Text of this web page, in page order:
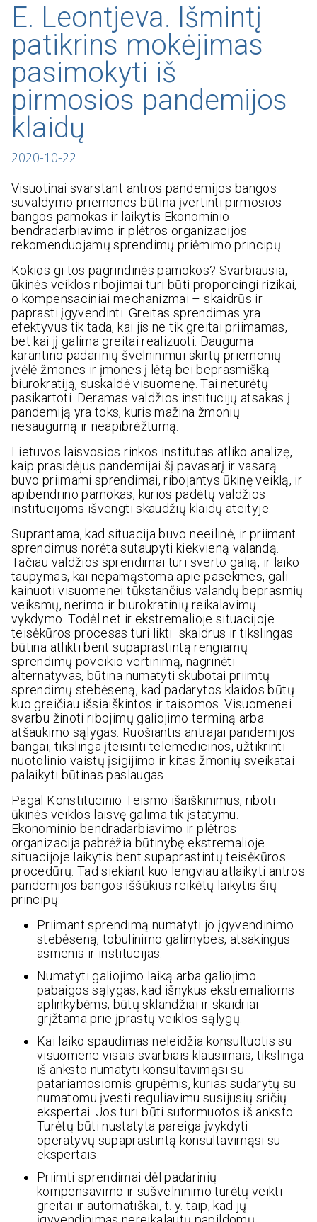
E. Leontjeva. Išmintį
patikrins mokėjimas
pasimokyti iš
pirmosios pandemijos
klaidų
2020-10-22
Visuotinai svarstant antros pandemijos bangos
suvaldymo priemones būtina įvertinti pirmosios
bangos pamokas ir laikytis Ekonominio
bendradarbiavimo ir plėtros organizacijos
rekomenduojamų sprendimų priėmimo principų.
Kokios gi tos pagrindinės pamokos? Svarbiausia,
ūkinės veiklos ribojimai turi būti proporcingi rizikai,
o kompensaciniai mechanizmai – skaidrūs ir
paprasti įgyvendinti. Greitas sprendimas yra
efektyvus tik tada, kai jis ne tik greitai priimamas,
bet kai jį galima greitai realizuoti. Dauguma
karantino padarinių švelninimui skirtų priemonių
įvėlė žmones ir įmones į lėtą bei beprasmišką
biurokratiją, suskaldė visuomenę. Tai neturėtų
pasikartoti. Deramas valdžios institucijų atsakas į
pandemiją yra toks, kuris mažina žmonių
nesaugumą ir neapibrėžtumą.
Lietuvos laisvosios rinkos institutas atliko analizę,
kaip prasidėjus pandemijai šį pavasarį ir vasarą
buvo priimami sprendimai, ribojantys ūkinę veiklą, ir
apibendrino pamokas, kurios padėtų valdžios
institucijoms išvengti skaudžių klaidų ateityje.
Suprantama, kad situacija buvo neeilinė, ir priimant
sprendimus norėta sutaupyti kiekvieną valandą.
Tačiau valdžios sprendimai turi sverto galią, ir laiko
taupymas, kai nepamąstoma apie pasekmes, gali
kainuoti visuomenei tūkstančius valandų beprasmių
veiksmų, nerimo ir biurokratinių reikalavimų
vykdymo. Todėl net ir ekstremalioje situacijoje
teisėkūros procesas turi likti skaidrus ir tikslingas –
būtina atlikti bent supaprastintą rengiamų
sprendimų poveikio vertinimą, nagrinėti
alternatyvas, būtina numatyti skubotai priimtų
sprendimų stebėseną, kad padarytos klaidos būtų
kuo greičiau išsiaiškintos ir taisomos. Visuomenei
svarbu žinoti ribojimų galiojimo terminą arba
atšaukimo sąlygas. Ruošiantis antrajai pandemijos
bangai, tikslinga įteisinti telemedicinos, užtikrinti
nuotolinio vaistų įsigijimo ir kitas žmonių sveikatai
palaikyti būtinas paslaugas.
Pagal Konstitucinio Teismo išaiškinimus, riboti
ūkinės veiklos laisvę galima tik įstatymu.
Ekonominio bendradarbiavimo ir plėtros
organizacija pabrėžia būtinybę ekstremalioje
situacijoje laikytis bent supaprastintų teisėkūros
procedūrų. Tad siekiant kuo lengviau atlaikyti antros
pandemijos bangos iššūkius reikėtų laikytis šių
principų:
Priimant sprendimą numatyti jo įgyvendinimo
stebėseną, tobulinimo galimybes, atsakingus
asmenis ir institucijas.
Numatyti galiojimo laiką arba galiojimo
pabaigos sąlygas, kad išnykus ekstremalioms
aplinkybėms, būtų sklandžiai ir skaidriai
grįžtama prie įprastų veiklos sąlygų.
Kai laiko spaudimas neleidžia konsultuotis su
visuomene visais svarbiais klausimais, tikslinga
iš anksto numatyti konsultavimąsi su
patariamosiomis grupėmis, kurias sudarytų su
numatomu įvesti reguliavimu susijusių sričių
ekspertai. Jos turi būti suformuotos iš anksto.
Turėtų būti nustatyta pareiga įvykdyti
operatyvų supaprastintą konsultavimąsi su
ekspertais.
Priimti sprendimai dėl padarinių
kompensavimo ir sušvelninimo turėtų veikti
greitai ir automatiškai, t. y. taip, kad jų